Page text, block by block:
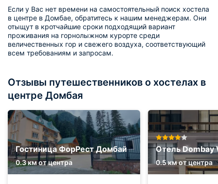
Если у Вас нет времени на самостоятельный поиск хостела
в центре в Домбае, обратитесь к нашим менеджерам. Они
отыщут в кротчайшие сроки подходящий вариант
проживания на горнолыжном курорте среди
величественных гор и свежего воздуха, соответствующий
всем требованиям и запросам.
Отзывы путешественников о хостелах в
центре Домбая
Гостиница ФорРест Домбай
0.3 км от центра
Отель Dombay
0.5 км от центра